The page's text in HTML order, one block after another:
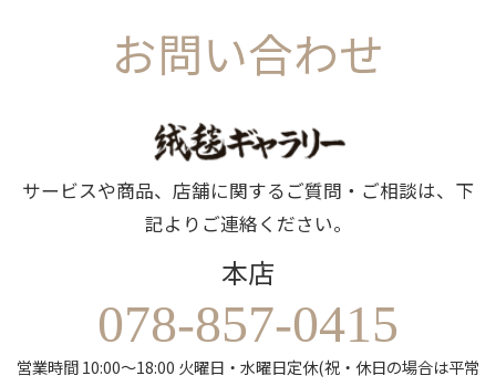
お問い合わせ
サービスや商品、店舗に関するご質問・ご相談は、下
記よりご連絡ください。
本店
078-857-0415
営業時間 10:00～18:00 火曜日・水曜日定休(祝・休日の場合は平常